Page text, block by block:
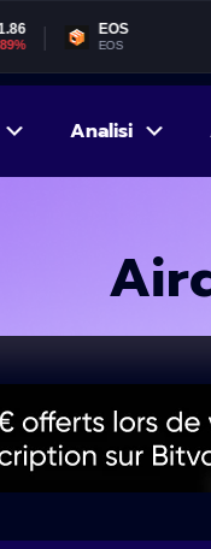
$0.063922
-0.97%
Analisi